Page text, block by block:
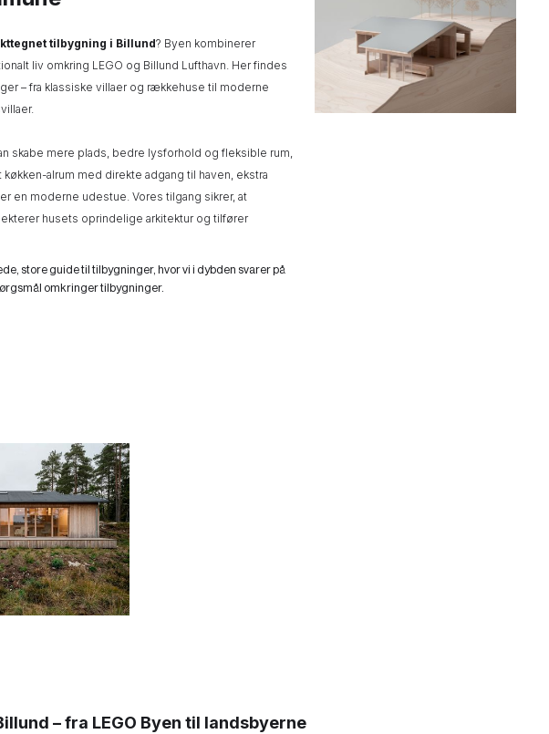
tilbygning i Billund? Byen kombinerer
liv omkring LEGO og Billund Lufthavn. Her findes
– fra klassiske villaer og rækkehuse til moderne
skabe mere plads, bedre lysforhold og fleksible rum,
alrum med direkte adgang til haven, ekstra
en moderne udestue. Vores tilgang sikrer, at
husets oprindelige arkitektur og tilfører
store guide til tilbygninger, hvor vi i dybden svarer på
omkringer tilbygninger.
– fra LEGO Byen til landsbyerne